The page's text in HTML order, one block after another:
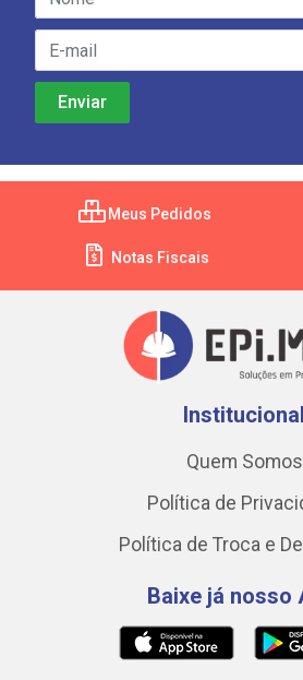
Meus Pedidos
Notas Fiscais
Institucional
Quem Somos
Política de
Política de Troca e
Baixe já nosso